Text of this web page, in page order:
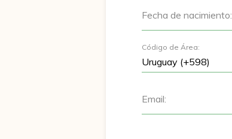
Fecha de nacimiento:
Código de Área:
Email: